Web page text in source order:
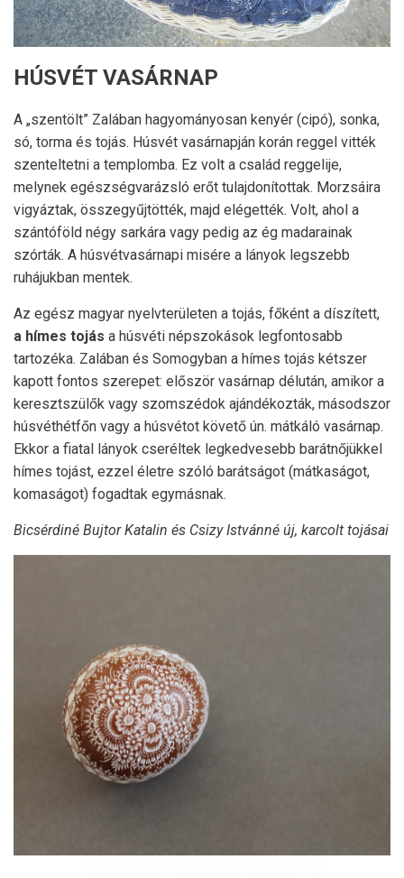
HÚSVÉT VASÁRNAP
A „szentölt” Zalában hagyományosan kenyér (cipó), sonka,
só, torma és tojás. Húsvét vasárnapján korán reggel vitték
szenteltetni a templomba. Ez volt a család reggelije,
melynek egészségvarázsló erőt tulajdonítottak. Morzsáira
vigyáztak, összegyűjtötték, majd elégették. Volt, ahol a
szántóföld négy sarkára vagy pedig az ég madarainak
szórták. A húsvétvasárnapi misére a lányok legszebb
ruhájukban mentek.
Az egész magyar nyelvterületen a tojás, főként a díszített,
a hímes tojás a húsvéti népszokások legfontosabb
tartozéka. Zalában és Somogyban a hímes tojás kétszer
kapott fontos szerepet: először vasárnap délután, amikor a
keresztszülők vagy szomszédok ajándékozták, másodszor
húsvéthétfőn vagy a húsvétot követő ún. mátkáló vasárnap.
Ekkor a fiatal lányok cseréltek legkedvesebb barátnőjükkel
hímes tojást, ezzel életre szóló barátságot (mátkaságot,
komaságot) fogadtak egymásnak.
Bicsérdiné Bujtor Katalin és Csizy Istvánné új, karcolt tojásai